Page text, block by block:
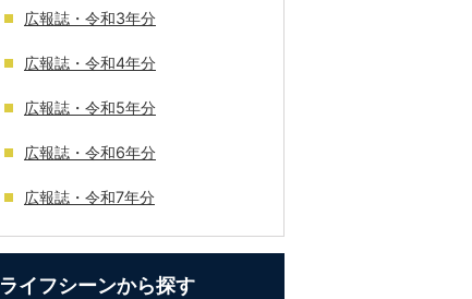
広報誌・令和3年分
広報誌・令和4年分
広報誌・令和5年分
広報誌・令和6年分
広報誌・令和7年分
ライフシーンから探す